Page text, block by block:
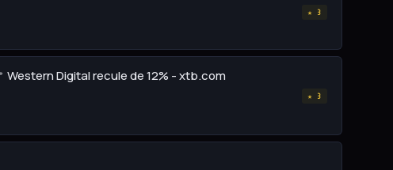
★ 3
Digital recule de 12% - xtb.com
★ 3